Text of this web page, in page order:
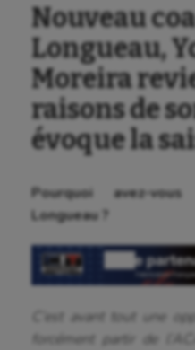
Nouveau
Longueau,
Moreira
raisons de
évoque la
Pourquoi avez-
Longueau ?
C’est avant tout une
forcément partir de